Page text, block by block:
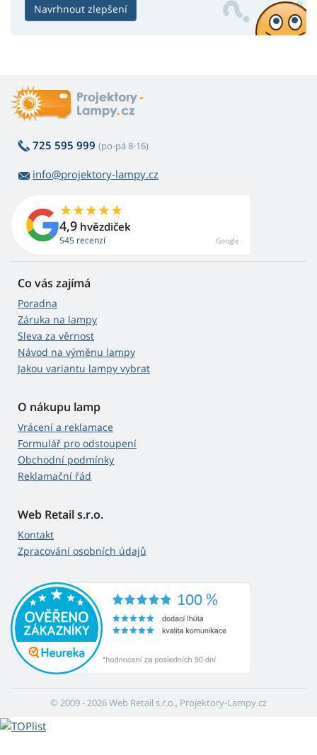
Navrhnout zlepšení
725 595 999 (po-pá 8-16)
info@projektory-lampy.cz
4,9 hvězdiček
545 recenzí Google
Co vás zajímá
Poradna
Záruka na lampy
Sleva za věrnost
Návod na výměnu lampy
Jakou variantu lampy vybrat
O nákupu lamp
Vrácení a reklamace
Formulář pro odstoupení
Obchodní podmínky
Reklamační řád
Web Retail s.r.o.
Kontakt
Zpracování osobních údajů
© 2009 - 2026 Web Retail s.r.o., Projektory-Lampy.cz